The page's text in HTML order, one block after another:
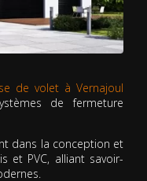
de volet à Vernajoul
de fermeture
dans la conception et
et PVC, alliant savoir-